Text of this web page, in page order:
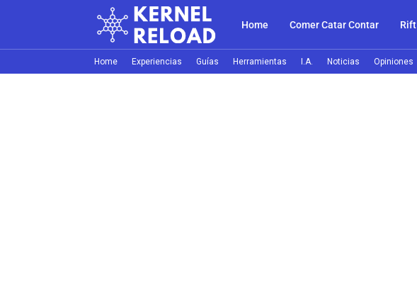
Home Comer Catar Contar Rift
Home Experiencias Guías Herramientas I.A. Noticias Opiniones